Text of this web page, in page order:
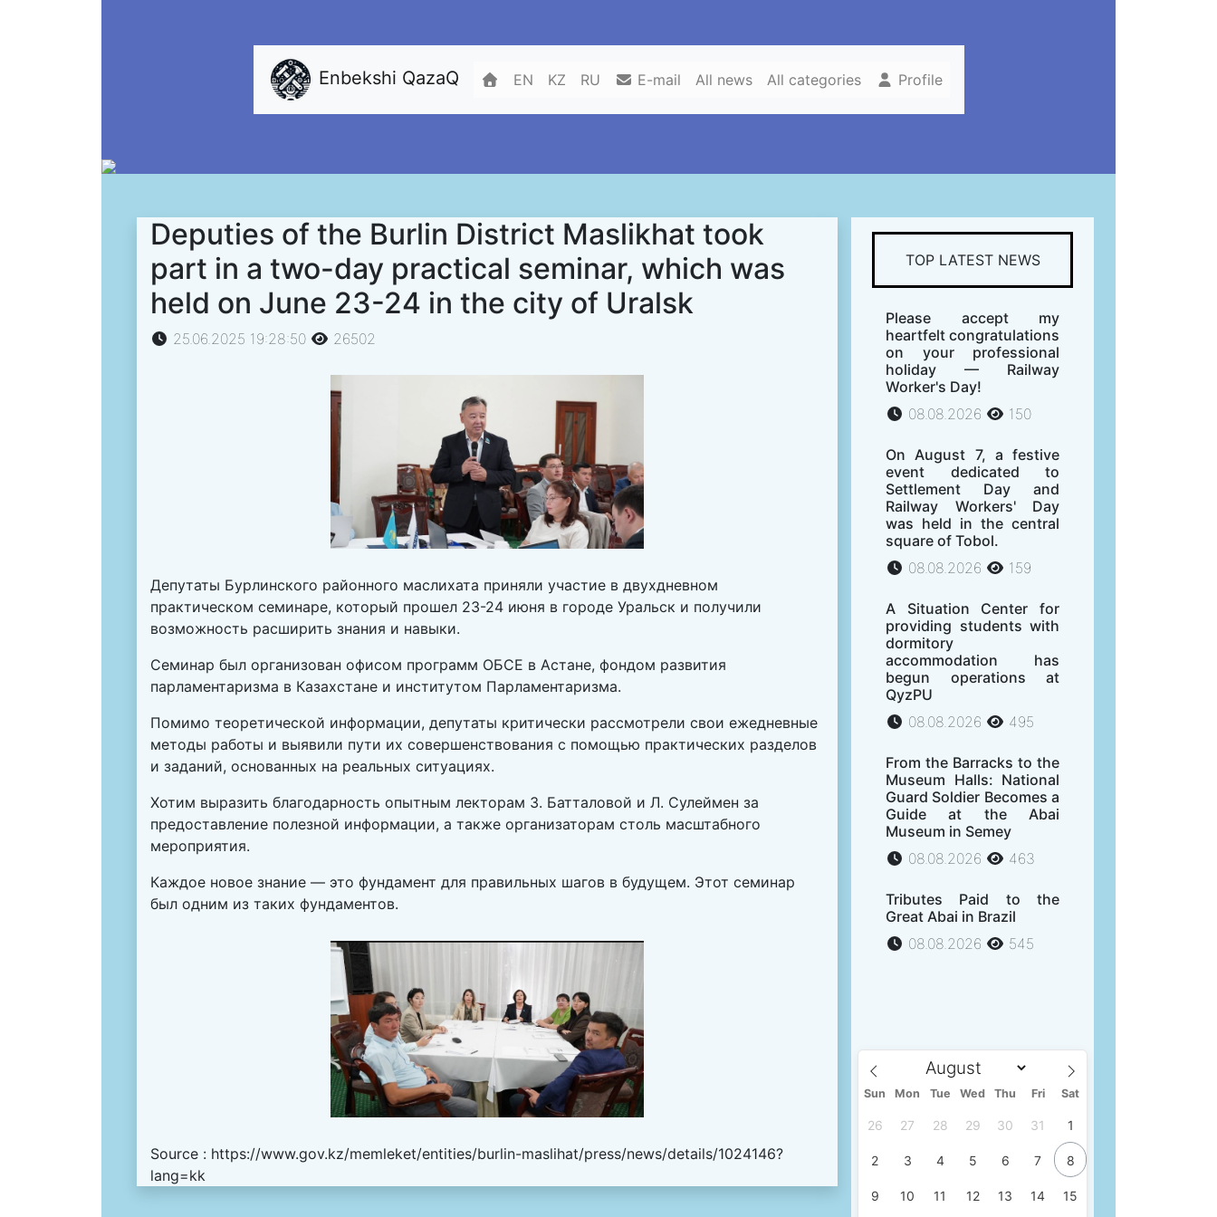
Enbekshi QazaQ EN KZ RU E-mail All news All categories Profile
Deputies of the Burlin District Maslikhat took
part in a two-day practical seminar, which was
held on June 23-24 in the city of Uralsk
25.06.2025 19:28:50 26502
Депутаты Бурлинского районного маслихата приняли участие в двухдневном
практическом семинаре, который прошел 23-24 июня в городе Уральск и получили
возможность расширить знания и навыки.
Семинар был организован офисом программ ОБСЕ в Астане, фондом развития
парламентаризма в Казахстане и институтом Парламентаризма.
Помимо теоретической информации, депутаты критически рассмотрели свои ежедневные
методы работы и выявили пути их совершенствования с помощью практических разделов
и заданий, основанных на реальных ситуациях.
Хотим выразить благодарность опытным лекторам З. Батталовой и Л. Сулеймен за
предоставление полезной информации, а также организаторам столь масштабного
мероприятия.
Каждое новое знание — это фундамент для правильных шагов в будущем. Этот семинар
был одним из таких фундаментов.
Source : https://www.gov.kz/memleket/entities/burlin-maslihat/press/news/details/1024146?
lang=kk
TOP LATEST NEWS
Please accept my
heartfelt congratulations
on your professional
holiday — Railway
Worker's Day!
08.08.2026
150
On August 7, a festive
event dedicated to
Settlement Day and
Railway Workers' Day
was held in the central
square of Tobol.
08.08.2026
159
A Situation Center for
providing students with
dormitory
accommodation has
begun operations at
QyzPU
08.08.2026
495
From the Barracks to the
Museum Halls: National
Guard Soldier Becomes a
Guide at the Abai
Museum in Semey
08.08.2026
463
Tributes Paid to the
Great Abai in Brazil
08.08.2026
545
Sun Mon Tue Wed Thu Fri Sat
26 27 28 29 30 31 1
2 3 4 5 6 7 8
9 10 11 12 13 14 15